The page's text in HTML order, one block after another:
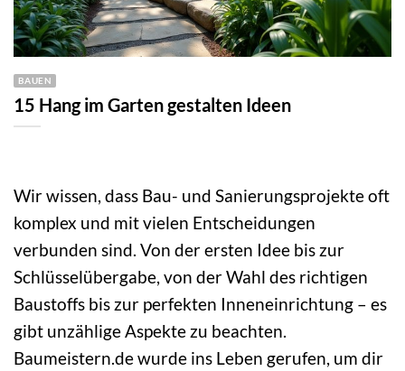
BAUEN
15 Hang im Garten gestalten Ideen
Wir wissen, dass Bau- und Sanierungsprojekte oft
komplex und mit vielen Entscheidungen
verbunden sind. Von der ersten Idee bis zur
Schlüsselübergabe, von der Wahl des richtigen
Baustoffs bis zur perfekten Inneneinrichtung – es
gibt unzählige Aspekte zu beachten.
Baumeistern.de wurde ins Leben gerufen, um dir